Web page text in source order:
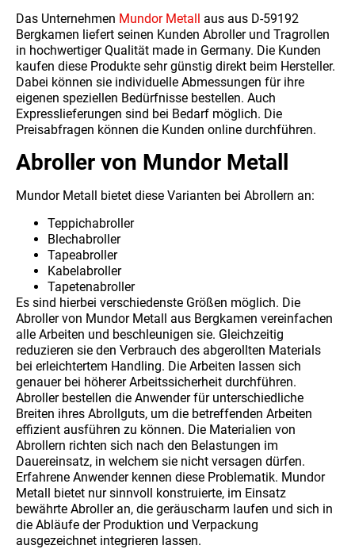
Das Unternehmen Mundor Metall aus aus D-59192
Bergkamen liefert seinen Kunden Abroller und Tragrollen
in hochwertiger Qualität made in Germany. Die Kunden
kaufen diese Produkte sehr günstig direkt beim Hersteller.
Dabei können sie individuelle Abmessungen für ihre
eigenen speziellen Bedürfnisse bestellen. Auch
Expresslieferungen sind bei Bedarf möglich. Die
Preisabfragen können die Kunden online durchführen.
Abroller von Mundor Metall
Mundor Metall bietet diese Varianten bei Abrollern an:
Teppichabroller
Blechabroller
Tapeabroller
Kabelabroller
Tapetenabroller
Es sind hierbei verschiedenste Größen möglich. Die
Abroller von Mundor Metall aus Bergkamen vereinfachen
alle Arbeiten und beschleunigen sie. Gleichzeitig
reduzieren sie den Verbrauch des abgerollten Materials
bei erleichtertem Handling. Die Arbeiten lassen sich
genauer bei höherer Arbeitssicherheit durchführen.
Abroller bestellen die Anwender für unterschiedliche
Breiten ihres Abrollguts, um die betreffenden Arbeiten
effizient ausführen zu können. Die Materialien von
Abrollern richten sich nach den Belastungen im
Dauereinsatz, in welchem sie nicht versagen dürfen.
Erfahrene Anwender kennen diese Problematik. Mundor
Metall bietet nur sinnvoll konstruierte, im Einsatz
bewährte Abroller an, die geräuscharm laufen und sich in
die Abläufe der Produktion und Verpackung
ausgezeichnet integrieren lassen.